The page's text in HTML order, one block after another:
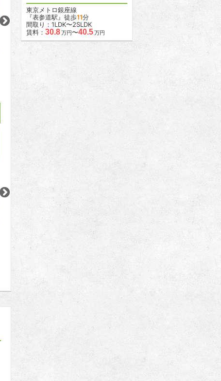
更新 08/05
2
パレ・ソレイユ上北沢
京王線
『上北沢駅』徒歩
間取り：3LDK
賃料：
20.5
更新 07/20
アーバンパレス参宮橋
『参宮橋駅』徒歩
間取り：1LDK
賃料：
更新 08/05
カルチェ恵比寿
JR山手線
『恵比寿駅』徒歩
間取り：1SLDK〜
賃料： 29.2 万円
ワンルーフレジデンス中野
都営大江戸線
『東中野駅』徒歩
間取り：1LDK〜2LDK
賃料：
万円 32.3
更新 08/07
JR山手線
『五反田駅』徒歩
間取り：1LDK〜2LDK
更新 08/07
ブランズ巣鴨三丁
『巣鴨駅』徒歩
分
間取り：1LDK
賃料：
〜
東京メトロ銀座線
『表参道駅』徒歩11分
間取り：1LDK〜2SLDK
賃料： 30.8万円〜40.5万円